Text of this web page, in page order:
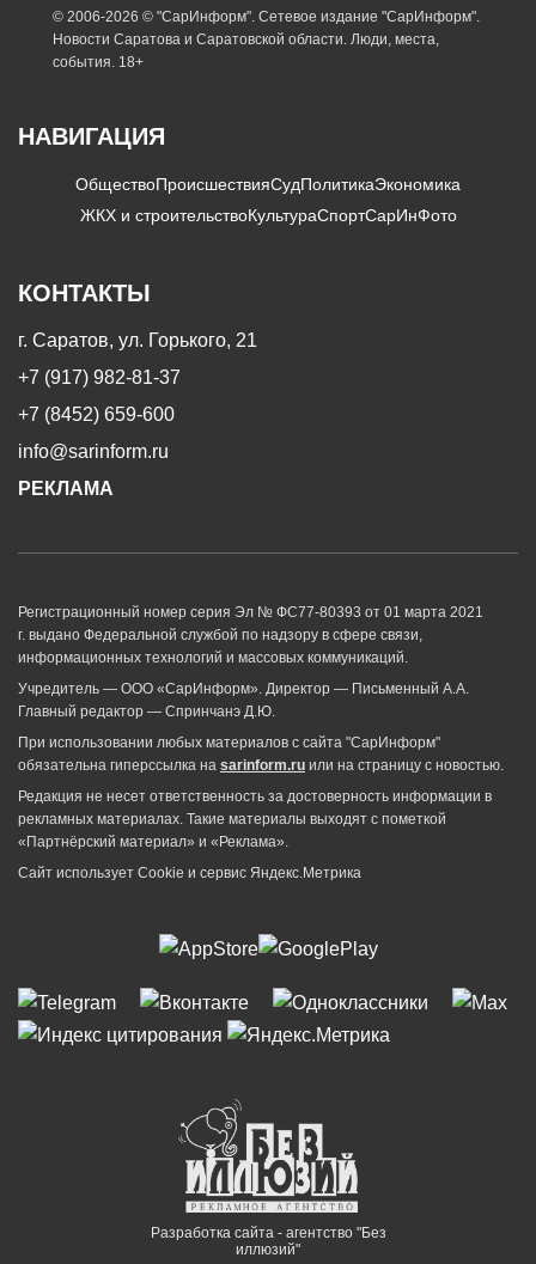
© 2006-2026 © "СарИнформ". Сетевое издание "СарИнформ".
Новости Саратова и Саратовской области. Люди, места,
события. 18+
НАВИГАЦИЯ
ОбществоПроисшествияСудПолитикаЭкономика
ЖКХ и строительствоКультураСпортСарИнФото
КОНТАКТЫ
г. Саратов, ул. Горького, 21
+7 (917) 982-81-37
+7 (8452) 659-600
info@sarinform.ru
РЕКЛАМА
Регистрационный номер серия Эл № ФС77-80393 от 01 марта 2021
г. выдано Федеральной службой по надзору в сфере связи,
информационных технологий и массовых коммуникаций.
Учредитель — ООО «СарИнформ». Директор — Письменный А.А.
Главный редактор — Спринчанэ Д.Ю.
При использовании любых материалов с сайта "СарИнформ"
обязательна гиперссылка на sarinform.ru или на страницу с новостью.
Редакция не несет ответственность за достоверность информации в
рекламных материалах. Такие материалы выходят с пометкой
«Партнёрский материал» и «Реклама».
Сайт использует Cookie и сервиc Яндекс.Метрика
Разработка сайта - агентство "Без
иллюзий"